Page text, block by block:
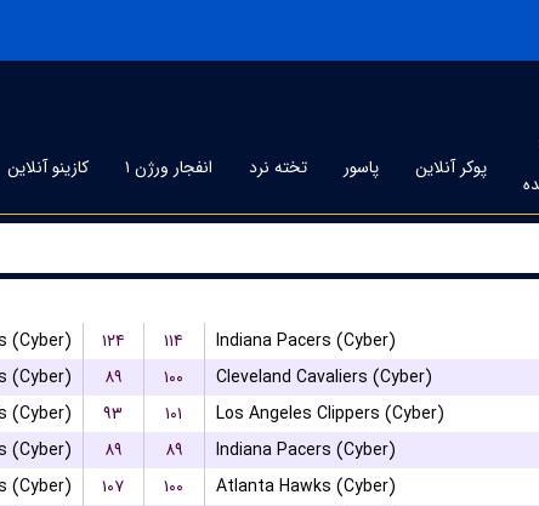
پوکر آنلاین پاسور تخته نرد انفجار ورژن ۱ کازینو آنلاین
(Cyber)
۱۲۴ ۱۱۴ Indiana Pacers (Cyber)
(Cyber)
۸۹ ۱۰۰ Cleveland Cavaliers (Cyber)
(Cyber)
۹۳ ۱۰۱ Los Angeles Clippers (Cyber)
(Cyber)
۸۹ ۸۹ Indiana Pacers (Cyber)
(Cyber)
۱۰۷ ۱۰۰ Atlanta Hawks (Cyber)